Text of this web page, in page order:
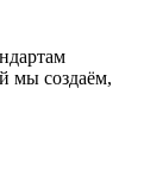
мы создаём,